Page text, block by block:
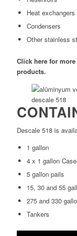
Heat exchangers
Condensers
Other stainless
Click here for
products.
Descale 518 is
1 gallon
4 x 1 gallon
5 gallon pails
15, 30 and 55
275 and 330
Tankers